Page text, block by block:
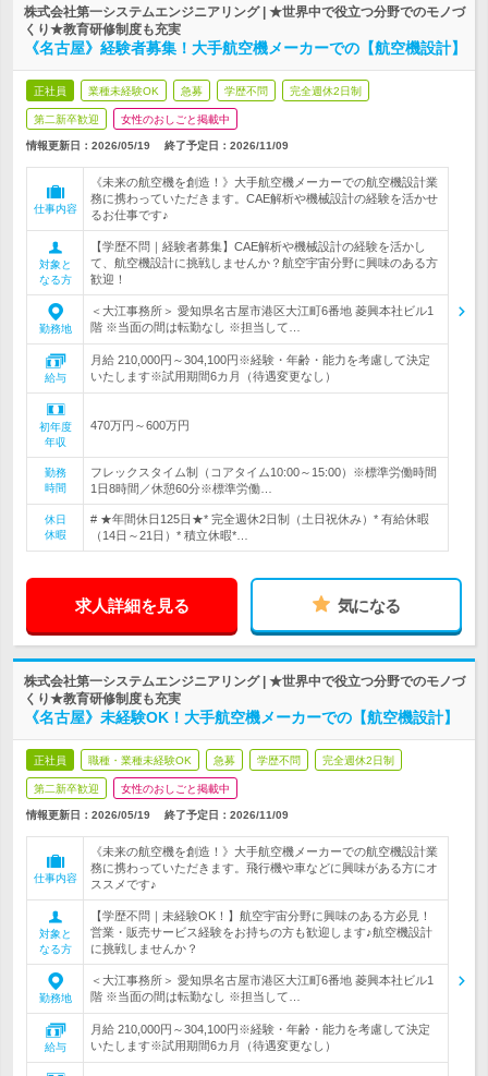
株式会社第一システムエンジニアリング | ★世界中で役立つ分野でのモノづ
くり★教育研修制度も充実
《名古屋》経験者募集！大手航空機メーカーでの【航空機設計】
正社員 業種未経験OK 急募 学歴不問 完全週休2日制
第二新卒歓迎 女性のおしごと掲載中
情報更新日：2026/05/19 終了予定日： 2026/11/09
仕事内容
《未来の航空機を創造！》大手航空機メーカーでの航空機設計業
務に携わっていただきます。CAE解析や機械設計の経験を活かせ
るお仕事です♪
対象と
なる方
【学歴不問｜経験者募集】CAE解析や機械設計の経験を活かし
て、航空機設計に挑戦しませんか？航空宇宙分野に興味のある方
歓迎！
勤務地
＜大江事務所＞ 愛知県名古屋市港区大江町6番地 菱興本社ビル1
階 ※当面の間は転勤なし ※担当して…
給与
月給 210,000円～304,100円※経験・年齢・能力を考慮して決定
いたします※試用期間6カ月（待遇変更なし）
初年度
年収
470万円～600万円
勤務
時間
フレックスタイム制（コアタイム10:00～15:00）※標準労働時間
1日8時間／休憩60分※標準労働…
休日
休暇
# ★年間休日125日★* 完全週休2日制（土日祝休み）* 有給休暇
（14日～21日）* 積立休暇*…
求人詳細を見る 気になる
株式会社第一システムエンジニアリング | ★世界中で役立つ分野でのモノづ
くり★教育研修制度も充実
《名古屋》未経験OK！大手航空機メーカーでの【航空機設計】
正社員 職種・業種未経験OK 急募 学歴不問 完全週休2日制
第二新卒歓迎 女性のおしごと掲載中
情報更新日：2026/05/19 終了予定日： 2026/11/09
仕事内容
《未来の航空機を創造！》大手航空機メーカーでの航空機設計業
務に携わっていただきます。飛行機や車などに興味がある方にオ
ススメです♪
対象と
なる方
【学歴不問｜未経験OK！】航空宇宙分野に興味のある方必見！
営業・販売サービス経験をお持ちの方も歓迎します♪航空機設計
に挑戦しませんか？
勤務地
＜大江事務所＞ 愛知県名古屋市港区大江町6番地 菱興本社ビル1
階 ※当面の間は転勤なし ※担当して…
給与
月給 210,000円～304,100円※経験・年齢・能力を考慮して決定
いたします※試用期間6カ月（待遇変更なし）